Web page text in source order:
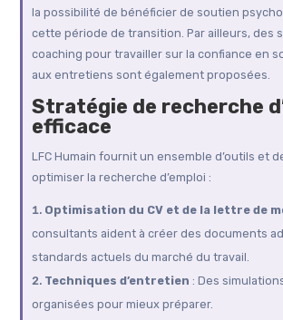
la possibilité de bénéficier de soutien
cette période de transition. Par ailleurs, des
coaching pour travailler sur la confiance en
aux entretiens sont également proposées.
Stratégie de recherche
efficace
LFC Humain fournit un ensemble d’outils et
optimiser la recherche d’emploi :
Optimisation du CV et de la lettre de
consultants aident à créer des documents
standards actuels du marché du travail.
Techniques d’entretien : Des
organisées pour mieux préparer.